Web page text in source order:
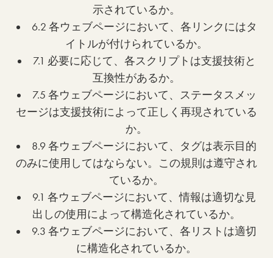
示されているか。
6.2 各ウェブページにおいて、各リンクにはタ
イトルが付けられているか。
7.1 必要に応じて、各スクリプトは支援技術と
互換性があるか。
7.5 各ウェブページにおいて、ステータスメッ
セージは支援技術によって正しく再現されている
か。
8.9 各ウェブページにおいて、タグは表示目的
のみに使用してはならない。この規則は遵守され
ているか。
9.1 各ウェブページにおいて、情報は適切な見
出しの使用によって構造化されているか。
9.3 各ウェブページにおいて、各リストは適切
に構造化されているか。